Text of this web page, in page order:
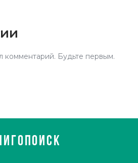
комментарий. Будьте первым.